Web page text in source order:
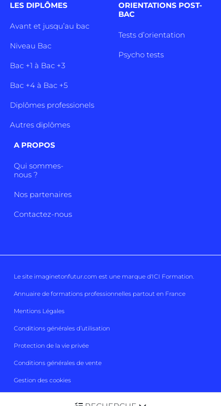
LES DIPLÔMES
Avant et jusqu’au bac
Niveau Bac
Bac +1 à Bac +3
Bac +4 à Bac +5
Diplômes professionels
Autres diplômes
ORIENTATIONS POST-
BAC
Tests d’orientation
Psycho tests
A PROPOS
Qui sommes-
nous ?
Nos partenaires
Contactez-nous
Le site imaginetonfutur.com est une marque d'ICI Formation.
Annuaire de formations professionnelles partout en France
Mentions Légales
Conditions générales d’utilisation
Protection de la vie privée
Conditions générales de vente
Gestion des cookies
Imaginetonfutur 2026 Tous droits réservés